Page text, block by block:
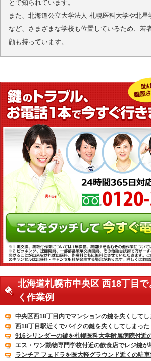
とで知られています。
また、北海道公立大学法人 札幌医科大学や北
など、さまざまな学校も位置しているため、若
顔も持っています。
北海道札幌市中央区 西18丁目
く作業例
中央区西18丁目内でマンションの鍵を失くしてし
西18丁目駅近くでバイクの鍵を失くしてしまった
916シリンダーの鍵を札幌医科大学附属病院付近
エス・ワン動物専門学校付近の飲食店でレジ鍵が
ランチア フェドラを医大軽グラウンド近くの駐